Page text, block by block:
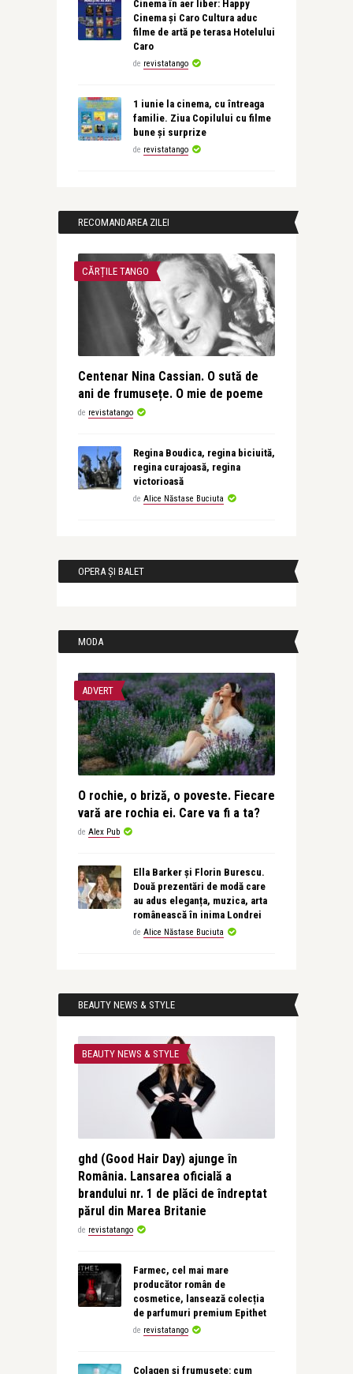
Cinema în aer liber: Happy
Cinema și Caro Cultura aduc
filme de artă pe terasa Hotelului
Caro
de revistatango
1 iunie la cinema, cu întreaga
familie. Ziua Copilului cu filme
bune și surprize
de revistatango
RECOMANDAREA ZILEI
CĂRȚILE TANGO
Centenar Nina Cassian. O sută de
ani de frumusețe. O mie de poeme
de revistatango
Regina Boudica, regina biciuită,
regina curajoasă, regina
victorioasă
de Alice Năstase Buciuta
OPERA ȘI BALET
MODA
ADVERT
O rochie, o briză, o poveste. Fiecare
vară are rochia ei. Care va fi a ta?
de Alex Pub
Ella Barker și Florin Burescu.
Două prezentări de modă care
au adus eleganța, muzica, arta
românească în inima Londrei
de Alice Năstase Buciuta
BEAUTY NEWS & STYLE
BEAUTY NEWS & STYLE
ghd (Good Hair Day) ajunge în
România. Lansarea oficială a
brandului nr. 1 de plăci de îndreptat
părul din Marea Britanie
de revistatango
Farmec, cel mai mare
producător român de
cosmetice, lansează colecția
de parfumuri premium Epithet
de revistatango
Colagen și frumusețe: cum